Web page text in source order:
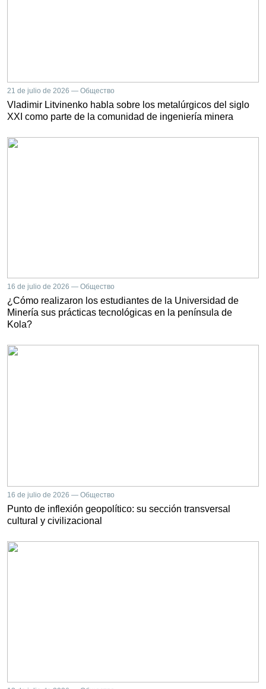
21 de julio de 2026 — Общество
Vladimir Litvinenko habla sobre los metalúrgicos del siglo
XXI como parte de la comunidad de ingeniería minera
16 de julio de 2026 — Общество
¿Cómo realizaron los estudiantes de la Universidad de
Minería sus prácticas tecnológicas en la península de
Kola?
16 de julio de 2026 — Общество
Punto de inflexión geopolítico: su sección transversal
cultural y civilizacional